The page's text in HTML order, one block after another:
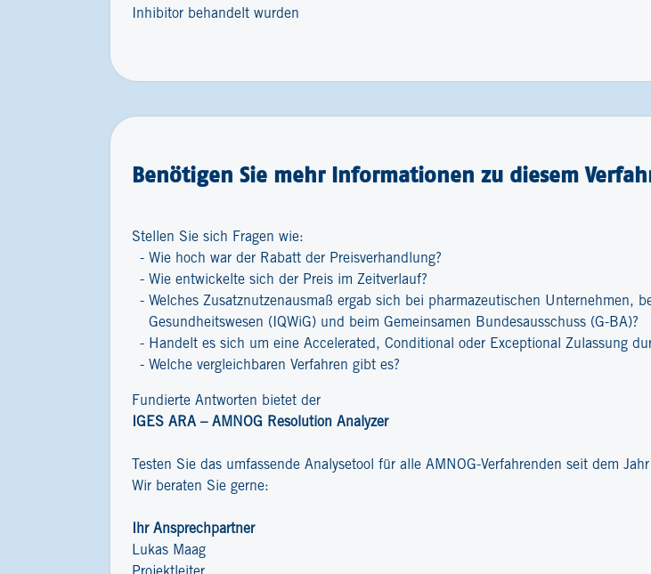
Inhibitor behandelt wurden
Benötigen Sie mehr Informationen zu diesem
Stellen Sie sich Fragen wie:
Wie hoch war der Rabatt der Preisverhandlung?
Wie entwickelte sich der Preis im Zeitverlauf?
Welches Zusatznutzenausmaß ergab sich bei pharmazeutischen
Gesundheitswesen (IQWiG) und beim Gemeinsamen Bundesausschuss (G-BA)?
Handelt es sich um eine Accelerated, Conditional oder Exceptional Zulassung
Welche vergleichbaren Verfahren gibt es?
Fundierte Antworten bietet der
IGES ARA – AMNOG Resolution Analyzer
Testen Sie das umfassende Analysetool für alle AMNOG-Verfahrenden seit dem
Wir beraten Sie gerne:
Ihr Ansprechpartner
Lukas Maag